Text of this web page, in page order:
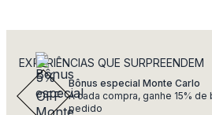
EXPERIÊNCIAS QUE SURPREENDEM
Bônus especial Monte Carlo
A cada compra, ganhe 15%
pedido